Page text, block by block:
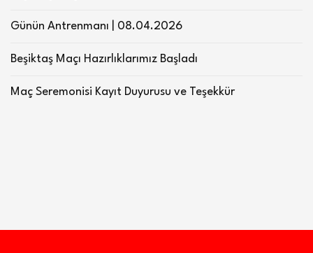
Günün Antrenmanı | 08.04.2026
Beşiktaş Maçı Hazırlıklarımız Başladı
Maç Seremonisi Kayıt Duyurusu ve Teşekkür